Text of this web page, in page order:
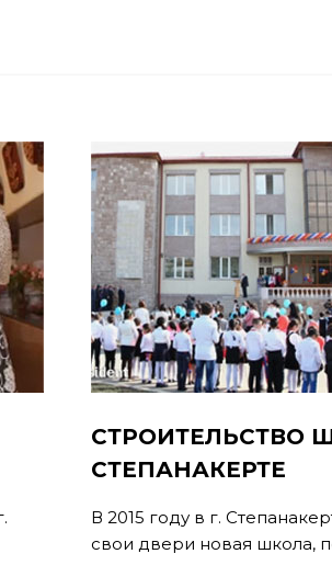
СТРОИТЕЛЬСТВО
СТЕПАНАКЕРТЕ
В 2015 году в г.
свои двери новая школа,